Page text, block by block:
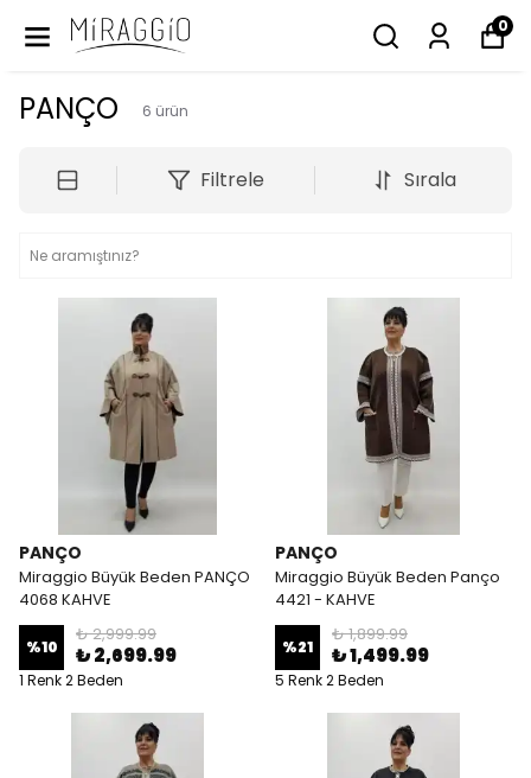
0
PANÇO 6 ürün
Filtrele Sırala
PANÇO
Miraggio Büyük Beden PANÇO
4068 KAHVE
%10
₺ 2,999.99
₺ 2,699.99
1 Renk 2 Beden
PANÇO
Miraggio Büyük Beden Panço
4421 - KAHVE
%21
₺ 1,899.99
₺ 1,499.99
5 Renk 2 Beden